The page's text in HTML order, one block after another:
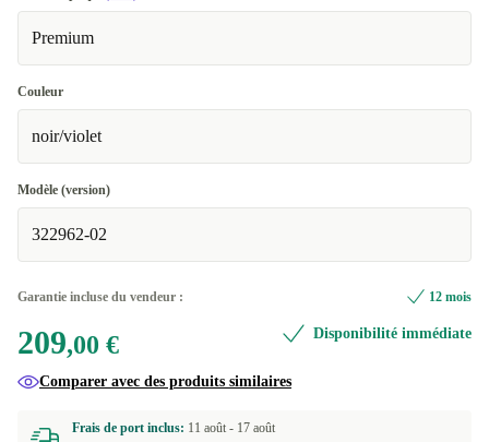
Premium
Couleur
noir/violet
Modèle (version)
322962-02
Garantie incluse du vendeur : 12 mois
209,00 € Disponibilité immédiate
Comparer avec des produits similaires
Frais de port inclus: 11 août - 17 août